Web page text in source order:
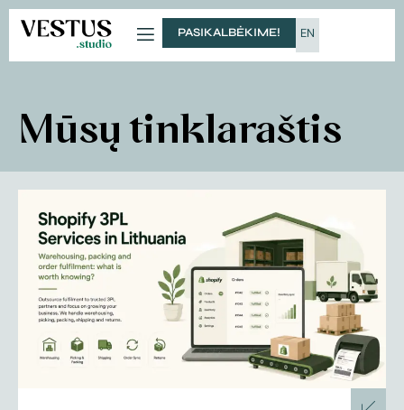
PASIKALBĖKIME! EN
Mūsų tinklaraštis